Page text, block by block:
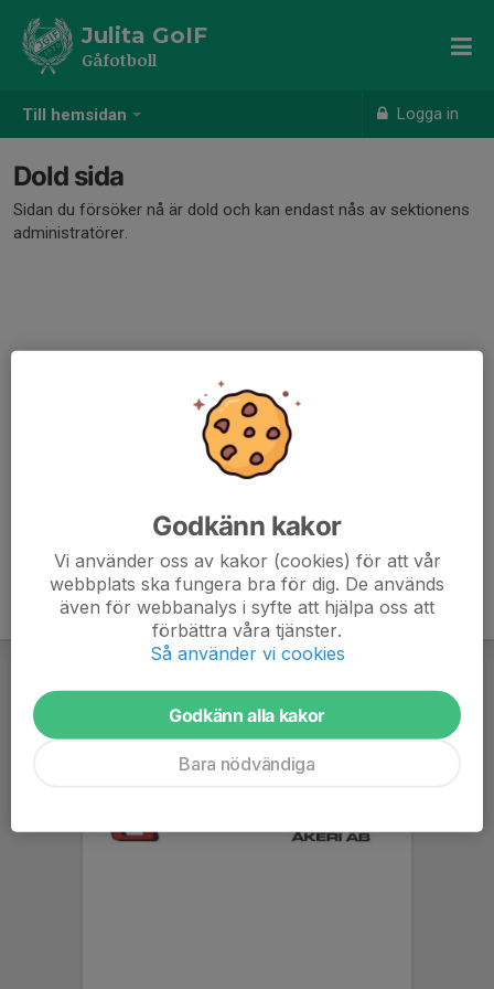
Till hemsidan Logga in
Julita GoIF
Gåfotboll
Dold sida
Sidan du försöker nå är dold och kan endast nås av sektionens
administratörer.
Godkänn kakor
Vi använder oss av kakor (cookies) för att vår
webbplats ska fungera bra för dig. De används
även för webbanalys i syfte att hjälpa oss att
förbättra våra tjänster.
Så använder vi cookies
Godkänn alla kakor
Bara nödvändiga